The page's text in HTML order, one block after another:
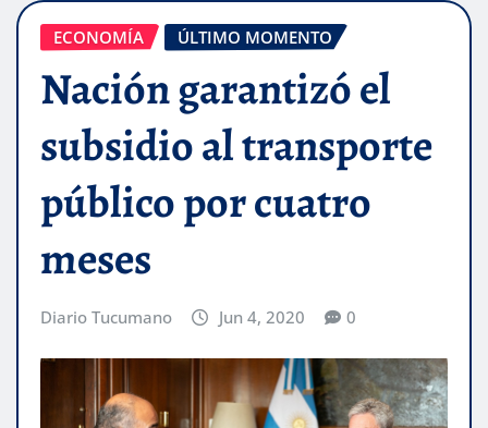
ECONOMÍA ÚLTIMO MOMENTO
Nación garantizó el
subsidio al transporte
público por cuatro
meses
Diario Tucumano Jun 4, 2020 0